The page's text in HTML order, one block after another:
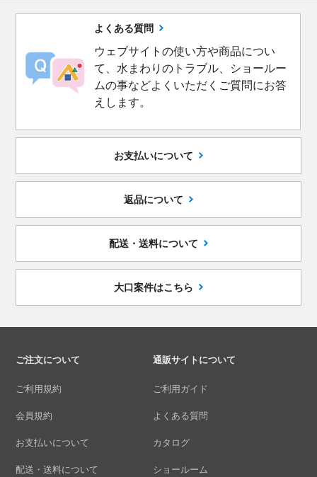
よくある質問
ウェブサイトの使い方や商品につい
て、水まわりのトラブル、ショールー
ムの事などよくいただくご質問にお答
えします。
お支払いについて
返品について
配送・送料について
大口案件はこちら
ご注文について
ご利用規約
会員規約
お支払いについて
配送・送料について
通販サイトについて
ご利用ガイド
よくある質問
カタログ
ショールーム